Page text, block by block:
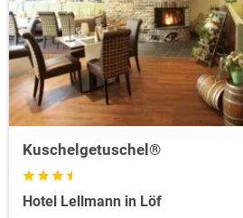
Kuschelgetuschel®
Hotel Lellmann in Löf